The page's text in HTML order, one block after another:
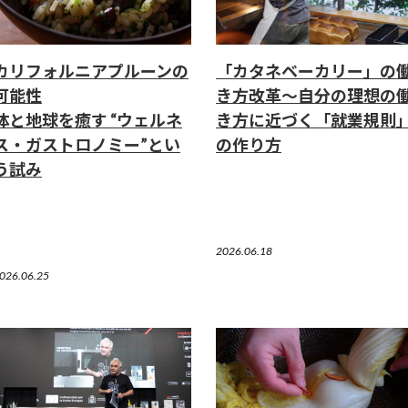
リフォルニアプルーンの
能性
と地球を癒す “ウェルネ
・ガストロノミー”とい
試み
「カタネベーカリー」の
き方改革～自分の理想の
き方に近づく「就業規則
の作り方
2026.06.18